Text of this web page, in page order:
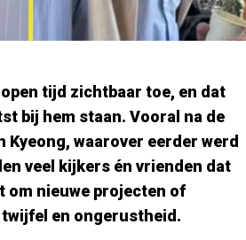
tijd zichtbaar toe, en dat
bij hem staan. Vooral na de
waarover eerder werd
veel kijkers én vrienden dat
om nieuwe projecten of
en ongerustheid.